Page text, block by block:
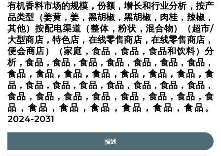
有机香料市场的规模，份额，增长和行业分析，按产
品类型（姜黄，姜，黑胡椒，黑胡椒，肉桂，辣椒，
其他）按配电渠道（整体，粉状，混合物）（超市/
大型商店，特色店，在线零售商店，在线零售商店，
便会商店）（家庭，食品，食品，食品和饮料）分
析，食品，食品，食品，食品，食品，食品，食品，
食品，食品，食品，食品，食品，食品，食品，食
品，食品，食品，食品，食品，食品，食品，食品，
食品，食品，食品，食品，食品，食品，食品，食
品，食品，食品，食品，食品，食品，食品。
2024-2031
描述